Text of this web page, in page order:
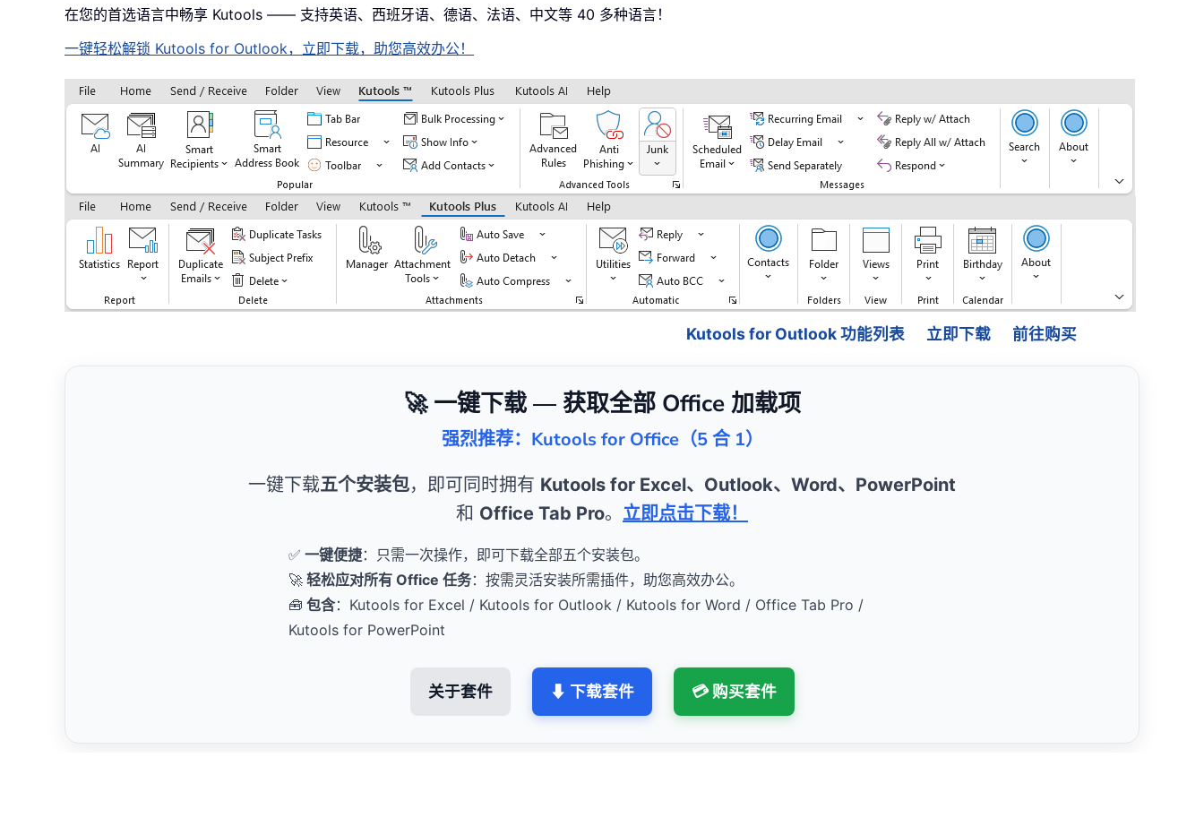
在您的首选语言中畅享 Kutools —— 支持英语、西班牙语、德语、法语、中文等 40 多种语言！
一键轻松解锁 Kutools for Outlook，立即下载，助您高效办公！
Kutools for Outlook 功能列表 立即下载 前往购买
🚀 一键下载 — 获取全部 Office 加载项
强烈推荐：Kutools for Office（5 合 1）
一键下载五个安装包，即可同时拥有 Kutools for Excel、Outlook、Word、PowerPoint
和 Office Tab Pro。 立即点击下载！
✅ 一键便捷：只需一次操作，即可下载全部五个安装包。
🚀 轻松应对所有 Office 任务：按需灵活安装所需插件，助您高效办公。
🧰 包含：Kutools for Excel / Kutools for Outlook / Kutools for Word / Office Tab Pro /
Kutools for PowerPoint
关于套件 ⬇ 下载套件 💳 购买套件